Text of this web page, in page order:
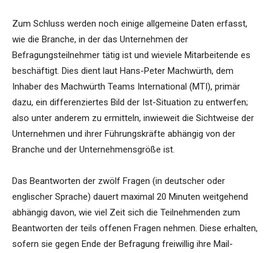
Zum Schluss werden noch einige allgemeine Daten erfasst,
wie die Branche, in der das Unternehmen der
Befragungsteilnehmer tätig ist und wieviele Mitarbeitende es
beschäftigt. Dies dient laut Hans-Peter Machwürth, dem
Inhaber des Machwürth Teams International (MTI), primär
dazu, ein differenziertes Bild der Ist-Situation zu entwerfen;
also unter anderem zu ermitteln, inwieweit die Sichtweise der
Unternehmen und ihrer Führungskräfte abhängig von der
Branche und der Unternehmensgröße ist.
Das Beantworten der zwölf Fragen (in deutscher oder
englischer Sprache) dauert maximal 20 Minuten weitgehend
abhängig davon, wie viel Zeit sich die Teilnehmenden zum
Beantworten der teils offenen Fragen nehmen. Diese erhalten,
sofern sie gegen Ende der Befragung freiwillig ihre Mail-